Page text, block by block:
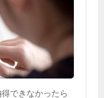
できなかったら